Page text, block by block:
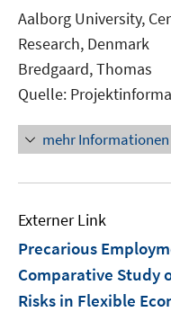
Aalborg University,
Research, Denmark
Bredgaard, Thomas
Quelle:
mehr Informationen
Externer Link
Precarious
Comparative Study
Risks in Flexible